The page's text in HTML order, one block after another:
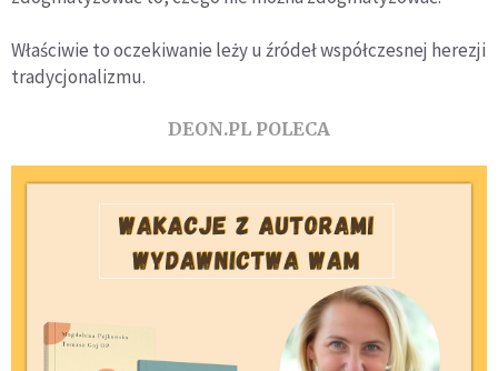
Właściwie to oczekiwanie leży u źródeł współczesnej herezji
tradycjonalizmu.
DEON.PL POLECA